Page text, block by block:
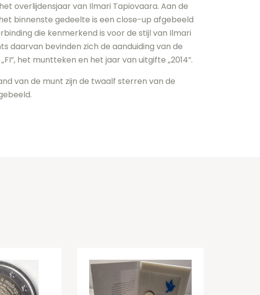
overlijdensjaar van Ilmari Tapiovaara. Aan de
binnenste gedeelte is een close-up afgebeeld
die kenmerkend is voor de stijl van Ilmari
daarvan bevinden zich de aanduiding van de
het muntteken en het jaar van uitgifte „2014”.
van de munt zijn de twaalf sterren van de